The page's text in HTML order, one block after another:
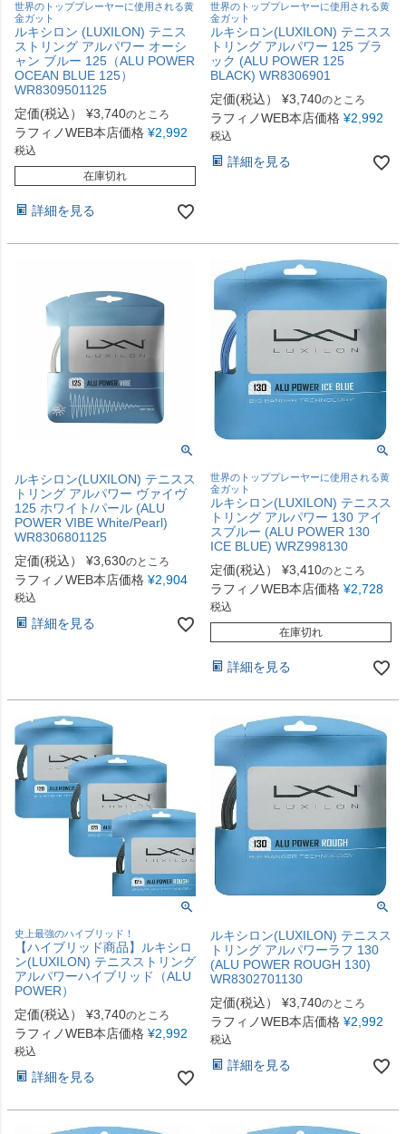
世界のトッププレーヤーに使用される黄
金ガット
ルキシロン (LUXILON) テニス
ストリング アルパワー オーシ
ャン ブルー 125（ALU POWER
OCEAN BLUE 125）
WR8309501125
定価(税込）
¥3,740のところ
ラフィノWEB本店価格 ¥2,992
税込
在庫切れ
詳細を見る
世界のトッププレーヤーに使用される黄
金ガット
ルキシロン(LUXILON) テニスス
トリング アルパワー 125 ブラ
ック (ALU POWER 125
BLACK) WR8306901
定価(税込）
¥3,740のところ
ラフィノWEB本店価格 ¥2,992
税込
詳細を見る
ルキシロン(LUXILON) テニスス
トリング アルパワー ヴァイヴ
125 ホワイト/パール (ALU
POWER VIBE White/Pearl)
WR8306801125
定価(税込）
¥3,630のところ
ラフィノWEB本店価格 ¥2,904
税込
詳細を見る
世界のトッププレーヤーに使用される黄
金ガット
ルキシロン(LUXILON) テニスス
トリング アルパワー 130 アイ
スブルー (ALU POWER 130
ICE BLUE) WRZ998130
定価(税込）
¥3,410のところ
ラフィノWEB本店価格 ¥2,728
税込
在庫切れ
詳細を見る
史上最強のハイブリッド！
【ハイブリッド商品】ルキシロ
ン(LUXILON) テニスストリング
アルパワーハイブリッド（ALU
POWER）
定価(税込）
¥3,740のところ
ラフィノWEB本店価格 ¥2,992
税込
詳細を見る
ルキシロン(LUXILON) テニスス
トリング アルパワーラフ 130
(ALU POWER ROUGH 130)
WR8302701130
定価(税込）
¥3,740のところ
ラフィノWEB本店価格 ¥2,992
税込
詳細を見る